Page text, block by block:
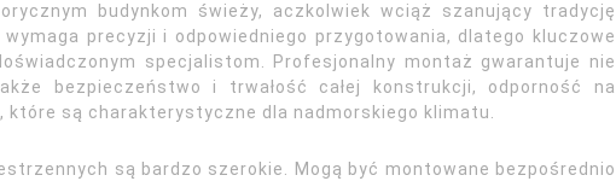
budynkom świeży, aczkolwiek wciąż szanujący tradycję
precyzji i odpowiedniego przygotowania, dlatego kluczowe
specjalistom. Profesjonalny montaż gwarantuje nie
bezpieczeństwo i trwałość całej konstrukcji, odporność na
są charakterystyczne dla nadmorskiego klimatu.
są bardzo szerokie. Mogą być montowane bezpośrednio